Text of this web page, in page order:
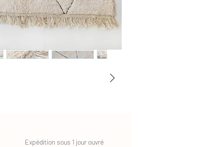
Expédition sous 1 jour ouvré